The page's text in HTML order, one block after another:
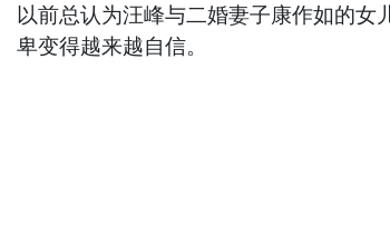
以前总认为汪峰与二婚妻子康作如的女
卑变得越来越自信。